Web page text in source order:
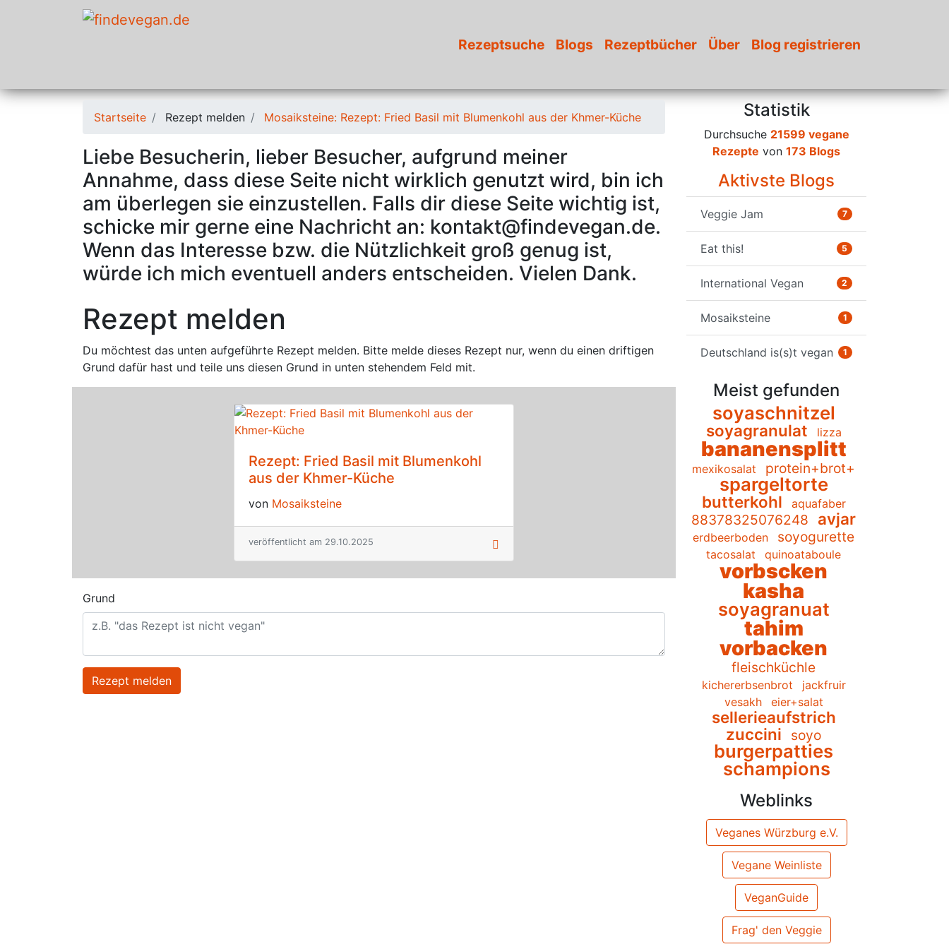
Rezeptsuche Blogs Rezeptbücher Über Blog registrieren
Startseite Rezept melden Mosaiksteine: Rezept: Fried Basil mit Blumenkohl aus der Khmer-Küche
Liebe Besucherin, lieber Besucher, aufgrund meiner
Annahme, dass diese Seite nicht wirklich genutzt wird, bin ich
am überlegen sie einzustellen. Falls dir diese Seite wichtig ist,
schicke mir gerne eine Nachricht an: kontakt@findevegan.de.
Wenn das Interesse bzw. die Nützlichkeit groß genug ist,
würde ich mich eventuell anders entscheiden. Vielen Dank.
Rezept melden
Du möchtest das unten aufgeführte Rezept melden. Bitte melde dieses Rezept nur, wenn du einen driftigen
Grund dafür hast und teile uns diesen Grund in unten stehendem Feld mit.
Rezept: Fried Basil mit Blumenkohl
aus der Khmer-Küche
von Mosaiksteine
veröffentlicht am 29.10.2025
Grund
Statistik
Durchsuche 21599 vegane
Rezepte von 173 Blogs
Aktivste Blogs
Veggie Jam 7
Eat this! 5
International Vegan 2
Mosaiksteine 1
Deutschland is(s)t vegan 1
Meist gefunden
soyaschnitzel
soyagranulat lizza
bananensplitt
mexikosalat protein+brot+
spargeltorte
butterkohl aquafaber
88378325076248 avjar
erdbeerboden soyogurette
tacosalat quinoataboule
vorbscken
kasha
soyagranuat
tahim
vorbacken
fleischküchle
kichererbsenbrot
jackfruir
vesakh
eier+salat
sellerieaufstrich
zuccini
soyo
burgerpatties
schampions
Weblinks
Veganes Würzburg e.V.
Vegane Weinliste
VeganGuide
Frag' den Veggie